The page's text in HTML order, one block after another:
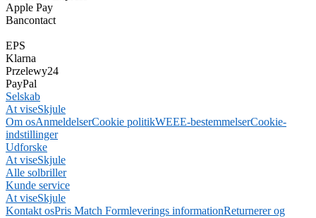
Apple Pay
Bancontact
EPS
Klarna
Przelewy24
PayPal
Selskab
At viseSkjule
Om osAnmeldelserCookie politikWEEE-bestemmelserCookie-
indstillinger
Udforske
At viseSkjule
Alle solbriller
Kunde service
At viseSkjule
Kontakt osPris Match Formleverings informationReturnerer og